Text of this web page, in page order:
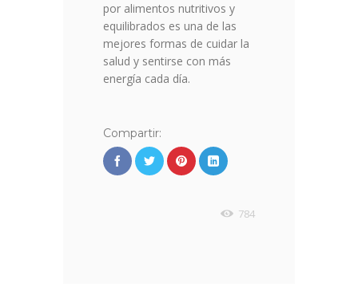
por alimentos nutritivos y
equilibrados es una de las
mejores formas de cuidar la
salud y sentirse con más
energía cada día.
Compartir:
784